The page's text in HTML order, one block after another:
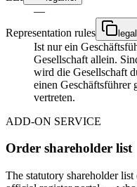
—
Representation rules
Ist nur ein
Gesellschaft allein.
wird die Gesellschaft
einen Geschäftsführer
vertreten.
ADD-ON SERVICE
Order shareholder list
The statutory shareholder